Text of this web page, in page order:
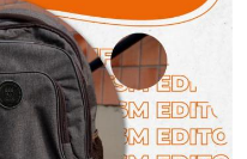
Humanos